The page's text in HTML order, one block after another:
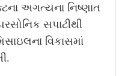
અગત્યના નિષ્ણાત
સપાટીથી
વિકાસમાં